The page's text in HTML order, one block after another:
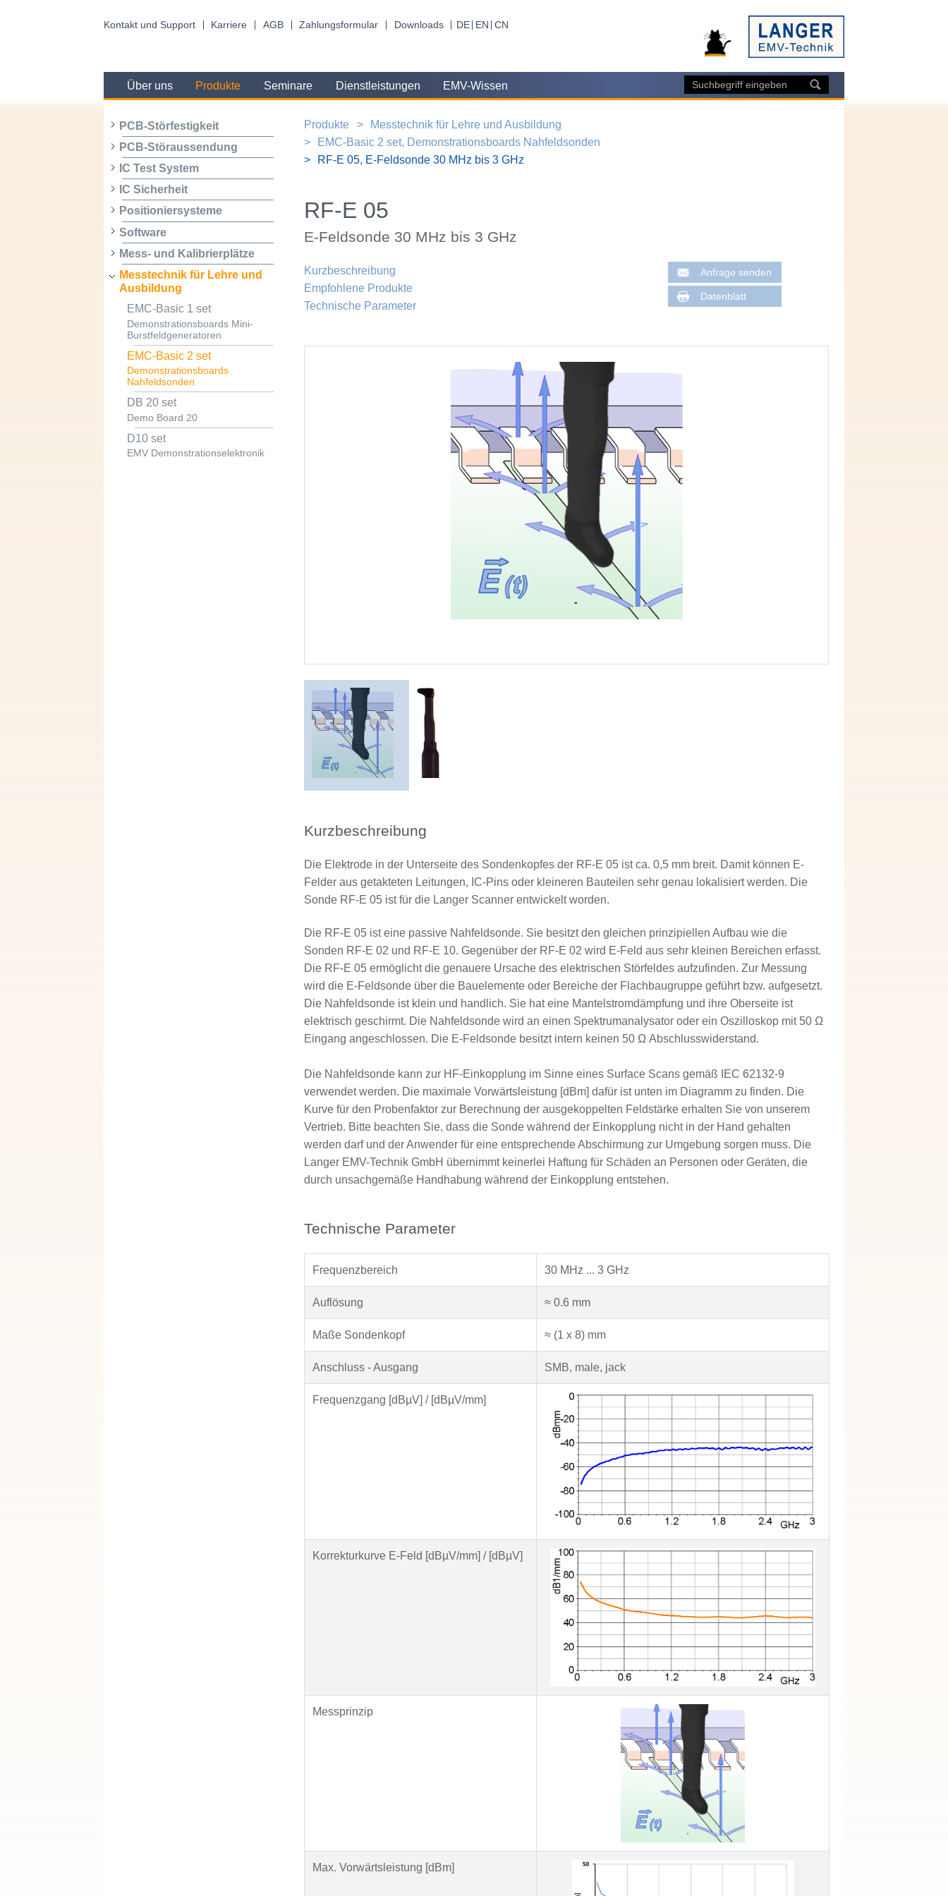
Kontakt und Support Karriere AGB Zahlungsformular Downloads DE EN CN
Über uns Produkte Seminare Dienstleistungen EMV-Wissen
PCB-Störfestigkeit
PCB-Störaussendung
IC Test System
IC Sicherheit
Positioniersysteme
Software
Mess- und Kalibrierplätze
Messtechnik für Lehre und
Ausbildung
EMC-Basic 1 set
Demonstrationsboards Mini-
Burstfeldgeneratoren
EMC-Basic 2 set
Demonstrationsboards
Nahfeldsonden
DB 20 set
Demo Board 20
D10 set
EMV Demonstrationselektronik
Produkte
Messtechnik für Lehre und Ausbildung
EMC-Basic 2 set, Demonstrationsboards Nahfeldsonden
RF-E 05, E-Feldsonde 30 MHz bis 3 GHz
RF-E 05
E-Feldsonde 30 MHz bis 3 GHz
Kurzbeschreibung
Empfohlene Produkte
Technische Parameter
Anfrage senden
Datenblatt
Kurzbeschreibung
Die Elektrode in der Unterseite des Sondenkopfes der RF-E 05 ist ca. 0,5 mm breit. Damit können E-
Felder aus getakteten Leitungen, IC-Pins oder kleineren Bauteilen sehr genau lokalisiert werden. Die
Sonde RF-E 05 ist für die Langer Scanner entwickelt worden.
Die RF-E 05 ist eine passive Nahfeldsonde. Sie besitzt den gleichen prinzipiellen Aufbau wie die
Sonden RF-E 02 und RF-E 10. Gegenüber der RF-E 02 wird E-Feld aus sehr kleinen Bereichen erfasst.
Die RF-E 05 ermöglicht die genauere Ursache des elektrischen Störfeldes aufzufinden. Zur Messung
wird die E-Feldsonde über die Bauelemente oder Bereiche der Flachbaugruppe geführt bzw. aufgesetzt.
Die Nahfeldsonde ist klein und handlich. Sie hat eine Mantelstromdämpfung und ihre Oberseite ist
elektrisch geschirmt. Die Nahfeldsonde wird an einen Spektrumanalysator oder ein Oszilloskop mit 50 Ω
Eingang angeschlossen. Die E-Feldsonde besitzt intern keinen 50 Ω Abschlusswiderstand.
Die Nahfeldsonde kann zur HF-Einkopplung im Sinne eines Surface Scans gemäß IEC 62132-9
verwendet werden. Die maximale Vorwärtsleistung [dBm] dafür ist unten im Diagramm zu finden. Die
Kurve für den Probenfaktor zur Berechnung der ausgekoppelten Feldstärke erhalten Sie von unserem
Vertrieb. Bitte beachten Sie, dass die Sonde während der Einkopplung nicht in der Hand gehalten
werden darf und der Anwender für eine entsprechende Abschirmung zur Umgebung sorgen muss. Die
Langer EMV-Technik GmbH übernimmt keinerlei Haftung für Schäden an Personen oder Geräten, die
durch unsachgemäße Handhabung während der Einkopplung entstehen.
Technische Parameter
Frequenzbereich 30 MHz ... 3 GHz
Auflösung ≈ 0.6 mm
Maße Sondenkopf ≈ (1 x 8) mm
Anschluss - Ausgang SMB, male, jack
Frequenzgang [dBµV] / [dBµV/mm]
Korrekturkurve E-Feld [dBµV/mm] / [dBµV]
Messprinzip
Max. Vorwärtsleistung [dBm]